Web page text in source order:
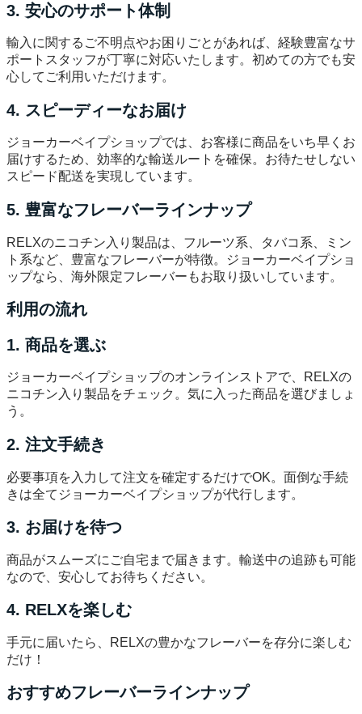
3. 安心のサポート体制
輸入に関するご不明点やお困りごとがあれば、経験豊富なサ
ポートスタッフが丁寧に対応いたします。初めての方でも安
心してご利用いただけます。
4. スピーディーなお届け
ジョーカーベイプショップでは、お客様に商品をいち早くお
届けするため、効率的な輸送ルートを確保。お待たせしない
スピード配送を実現しています。
5. 豊富なフレーバーラインナップ
RELXのニコチン入り製品は、フルーツ系、タバコ系、ミン
ト系など、豊富なフレーバーが特徴。ジョーカーベイプショ
ップなら、海外限定フレーバーもお取り扱いしています。
利用の流れ
1. 商品を選ぶ
ジョーカーベイプショップのオンラインストアで、RELXの
ニコチン入り製品をチェック。気に入った商品を選びましょ
う。
2. 注文手続き
必要事項を入力して注文を確定するだけでOK。面倒な手続
きは全てジョーカーベイプショップが代行します。
3. お届けを待つ
商品がスムーズにご自宅まで届きます。輸送中の追跡も可能
なので、安心してお待ちください。
4. RELXを楽しむ
手元に届いたら、RELXの豊かなフレーバーを存分に楽しむ
だけ！
おすすめフレーバーラインナップ